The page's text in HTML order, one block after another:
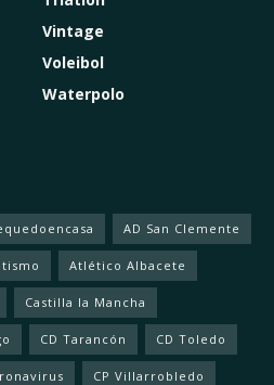
Vintage
Voleibol
Waterpolo
AD San Clemente
Atlético Albacete
Castilla la Mancha
CD Tarancón CD Toledo
CP Villarrobledo